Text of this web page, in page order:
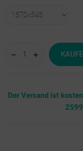
Der Versand ist